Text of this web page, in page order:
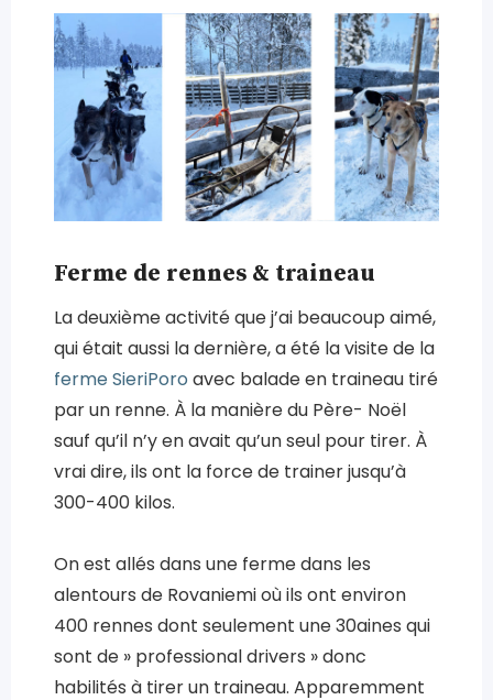
Ferme de rennes & traineau
La deuxième activité que j’ai beaucoup aimé,
qui était aussi la dernière, a été la visite de la
ferme SieriPoro avec balade en traineau tiré
par un renne. À la manière du Père- Noël
sauf qu’il n’y en avait qu’un seul pour tirer. À
vrai dire, ils ont la force de trainer jusqu’à
300-400 kilos.
On est allés dans une ferme dans les
alentours de Rovaniemi où ils ont environ
400 rennes dont seulement une 30aines qui
sont de » professional drivers » donc
habilités à tirer un traineau. Apparemment